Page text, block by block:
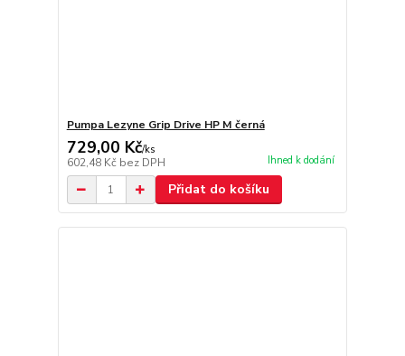
Pumpa Lezyne Grip Drive HP M černá
729,00 Kč/ks
602,48 Kč bez DPH Ihned k dodání
Přidat do košíku